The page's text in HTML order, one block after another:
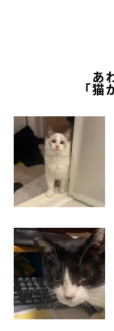
い主さんはきなこく
あ
「